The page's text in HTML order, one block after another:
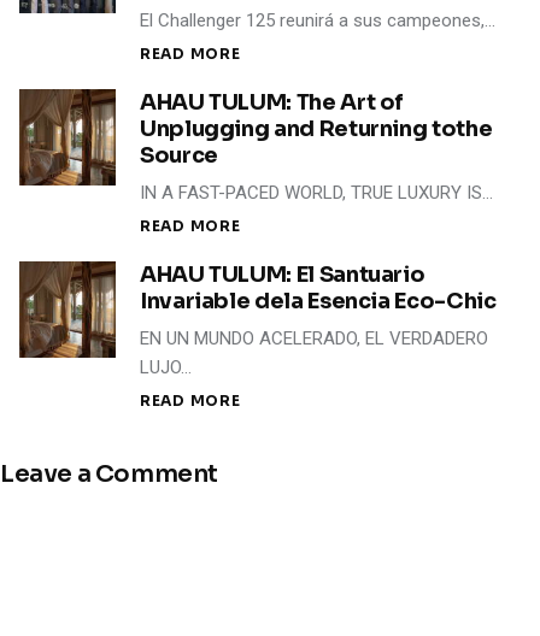
El Challenger 125 reunirá a sus campeones,…
READ MORE
AHAU TULUM: The Art of
Unplugging and Returning tothe
Source
IN A FAST-PACED WORLD, TRUE LUXURY IS…
READ MORE
AHAU TULUM: El Santuario
Invariable dela Esencia Eco-Chic
EN UN MUNDO ACELERADO, EL VERDADERO
LUJO…
READ MORE
Leave a Comment